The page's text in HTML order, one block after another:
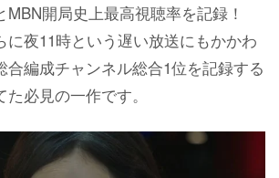
MBN開局史上最高視聴率を記録！
に夜11時という遅い放送にもかかわ
合編成チャンネル総合1位を記録する
必見の一作です。